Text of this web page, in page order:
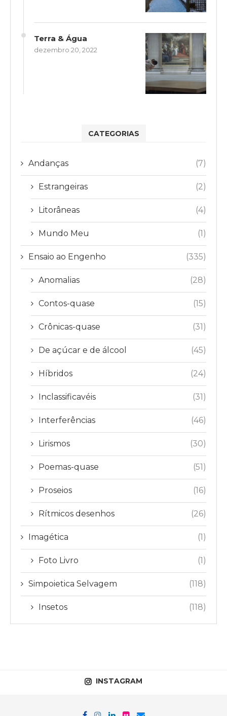
Terra & Água
dezembro 20, 2022
CATEGORIAS
Andanças (7)
Estrangeiras (2)
Litorâneas (4)
Mundo Meu (1)
Ensaio ao Engenho (335)
Anomalias (28)
Contos-quase (15)
Crônicas-quase (31)
De açúcar e de álcool (45)
Híbridos (24)
Inclassificavéis (31)
Interferências (46)
Lirismos (30)
Poemas-quase (51)
Proseios (16)
Rítmicos desenhos (26)
Imagética (1)
Foto Livro (1)
Simpoietica Selvagem (118)
Insetos (118)
INSTAGRAM